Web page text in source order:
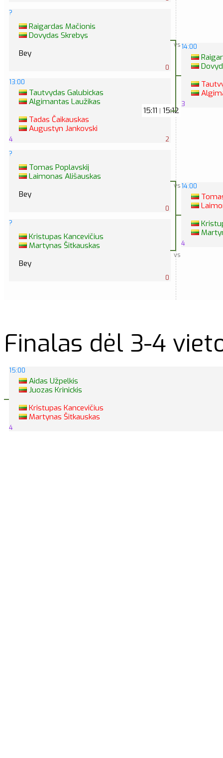
?
Raigardas Mačionis
Dovydas Skrebys
vs
Bey
0
13:00
Tautvydas Galubickas
Algimantas Laužikas
15:11 | 15:12
Tadas Čaikauskas
Augustyn Jankovski
4
2
?
Tomas Poplavskij
Laimonas Ališauskas
vs
Bey
0
?
Kristupas Kancevičius
Martynas Šitkauskas
vs
Bey
0
14:00
3
14:00
4
Finalas dėl 3-4
15:00
Aidas Užpelkis
Juozas Krinickis
Kristupas Kancevičius
Martynas Šitkauskas
4